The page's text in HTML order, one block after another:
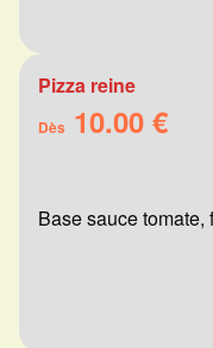
Pizza reine
Dès 10.00 €
Base sauce